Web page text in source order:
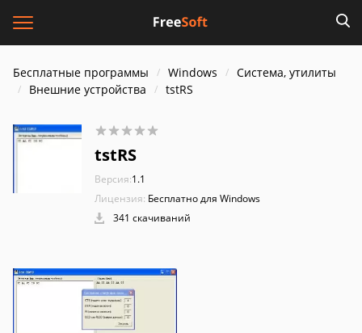
Бесплатные программы Windows
Система, утилиты
Внешние устройства
tstRS
tstRS
Версия:1.1
Лицензия: Бесплатно для Windows
341 скачиваний